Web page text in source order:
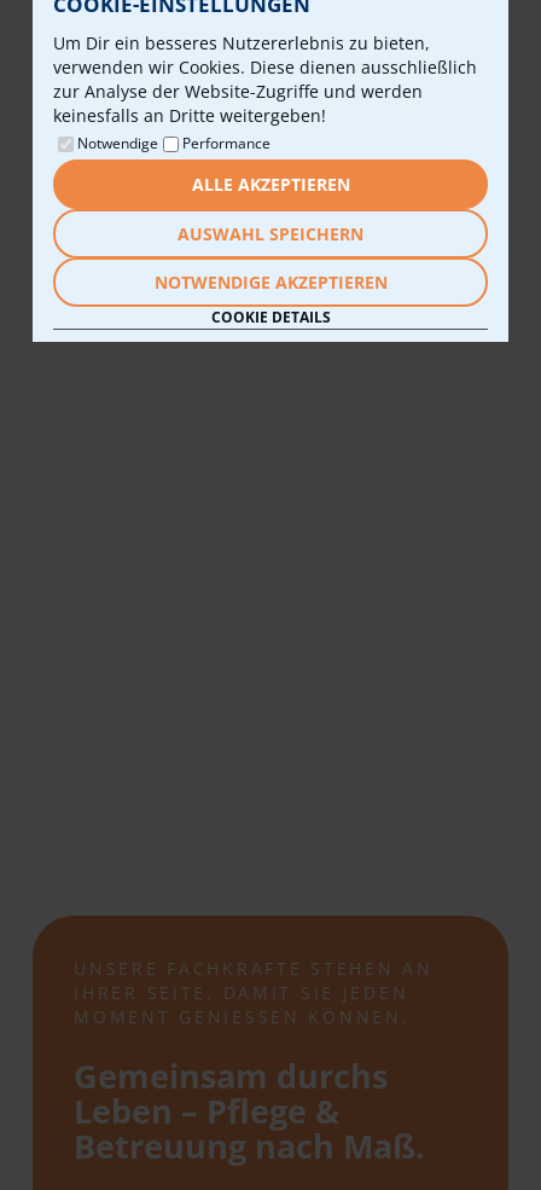
Um Dir ein besseres Nutzererlebnis zu bieten,
verwenden wir Cookies. Diese dienen ausschließlich
zur Analyse der Website-Zugriffe und werden
keinesfalls an Dritte weitergeben!
Notwendige Performance
ALLE AKZEPTIEREN
AUSWAHL SPEICHERN
NOTWENDIGE AKZEPTIEREN
COOKIE DETAILS
UNSERE FACHKRÄFTE STEHEN AN
IHRER SEITE, DAMIT SIE JEDEN
MOMENT GENIESSEN KÖNNEN.
Gemeinsam durchs
Leben – Pflege &
Betreuung nach Maß.